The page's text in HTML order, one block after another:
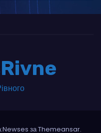
заThemeansar.